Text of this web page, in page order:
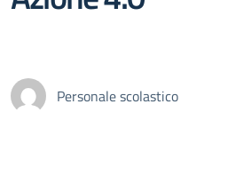
Personale scolastico